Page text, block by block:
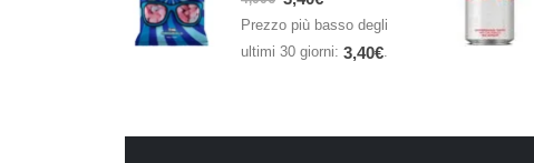
Prezzo più basso degli
ultimi 30 giorni: 3,40€